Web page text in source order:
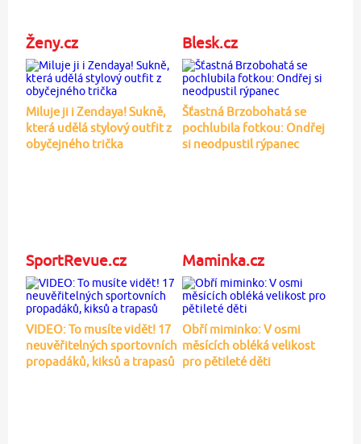
Ženy.cz
Miluje ji i Zendaya! Sukně,
která udělá stylový outfit z
obyčejného trička
Blesk.cz
Šťastná Brzobohatá se
pochlubila fotkou: Ondřej
si neodpustil rýpanec
SportRevue.cz
VIDEO: To musíte vidět! 17
neuvěřitelných sportovních
propadáků, kiksů a trapasů
Maminka.cz
Obří miminko: V osmi
měsících obléká velikost
pro pětileté děti